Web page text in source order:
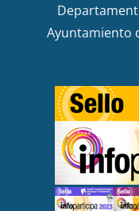
Ayuntamiento